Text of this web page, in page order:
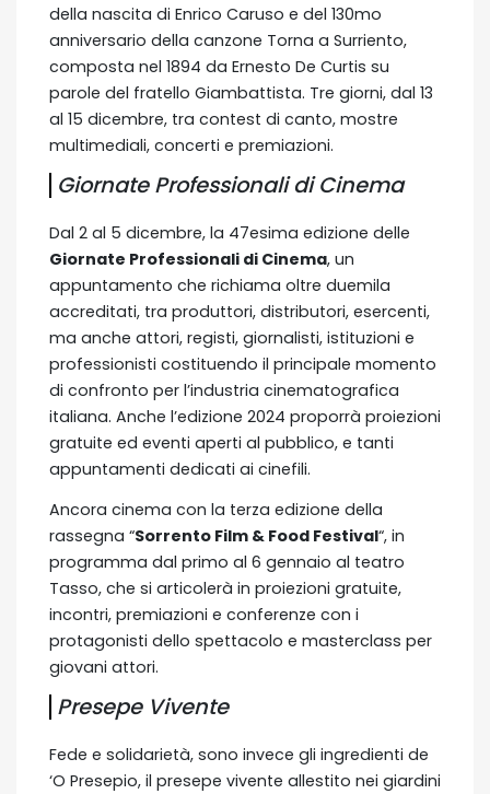
della nascita di Enrico Caruso e del 130mo
anniversario della canzone Torna a Surriento,
composta nel 1894 da Ernesto De Curtis su
parole del fratello Giambattista. Tre giorni, dal 13
al 15 dicembre, tra contest di canto, mostre
multimediali, concerti e premiazioni.
Giornate Professionali di Cinema
Dal 2 al 5 dicembre, la 47esima edizione delle
Giornate Professionali di Cinema, un
appuntamento che richiama oltre duemila
accreditati, tra produttori, distributori, esercenti,
ma anche attori, registi, giornalisti, istituzioni e
professionisti costituendo il principale momento
di confronto per l’industria cinematografica
italiana. Anche l’edizione 2024 proporrà proiezioni
gratuite ed eventi aperti al pubblico, e tanti
appuntamenti dedicati ai cinefili.
Ancora cinema con la terza edizione della
rassegna “Sorrento Film & Food Festival“, in
programma dal primo al 6 gennaio al teatro
Tasso, che si articolerà in proiezioni gratuite,
incontri, premiazioni e conferenze con i
protagonisti dello spettacolo e masterclass per
giovani attori.
Presepe Vivente
Fede e solidarietà, sono invece gli ingredienti de
‘O Presepio, il presepe vivente allestito nei giardini